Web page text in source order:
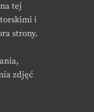
tej
i
strony.
zdjęć